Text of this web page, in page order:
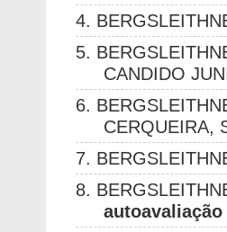
4.
5.
CANDIDO
6.
CERQUEIRA,
7.
8.